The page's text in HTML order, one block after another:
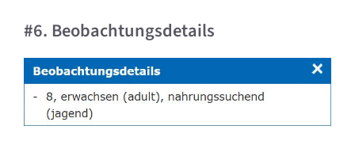
#6. Beobachtungsdetails